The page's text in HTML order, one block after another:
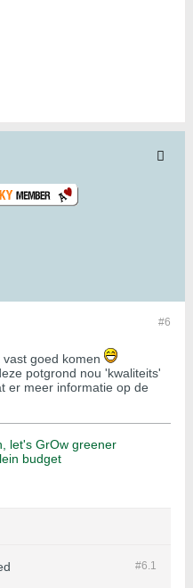
#6
vast goed komen
potgrond nou 'kwaliteits'
er meer informatie op de
let's GrOw greener
budget
#6.1